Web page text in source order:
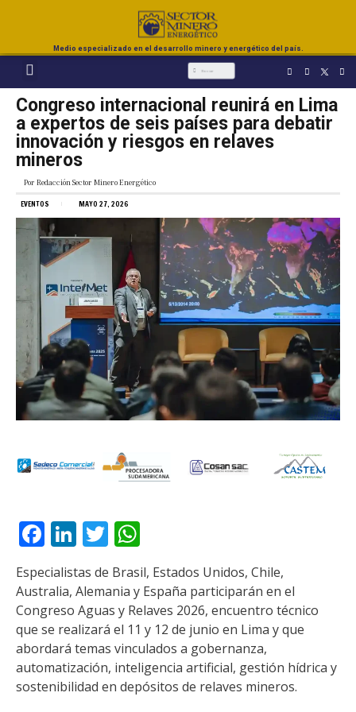
Medio especializado en el desarrollo minero y energético del país.
Congreso internacional reunirá en Lima
a expertos de seis países para debatir
innovación y riesgos en relaves
mineros
Por Redacción Sector Minero Energético
EVENTOS MAYO 27, 2026
Facebook
LinkedIn
Twitter
Especialistas de Brasil, Estados Unidos, Chile,
Australia, Alemania y España participarán en el
Congreso Aguas y Relaves 2026, encuentro técnico
que se realizará el 11 y 12 de junio en Lima y que
abordará temas vinculados a gobernanza,
automatización, inteligencia artificial, gestión hídrica y
sostenibilidad en depósitos de relaves mineros.